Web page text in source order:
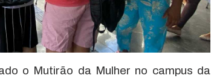
o Mutirão da Mulher no campus da